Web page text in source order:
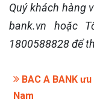
Quý khách hàng
bank.vn hoặc
1800588828 để
BAC A BANK
Nam